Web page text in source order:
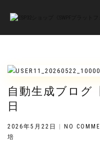
自動生成ブログ
日
2026年5月22日 NO
培